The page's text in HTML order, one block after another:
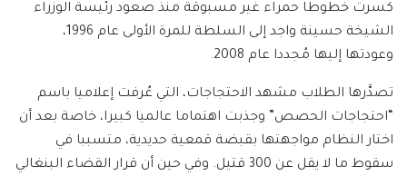
كسرت خطوطا حمراء غير مسبوقة منذ صعود رئيسة الوزراء
الشيخة حسينة واجد إلى السلطة للمرة الأولى عام 1996،
وعودتها إليها مُجددا عام 2008.
تصدَّرها الطلاب مشهد الاحتجاجات، التي عُرفت إعلاميا باسم
“احتجاجات الحصص” وجذبت اهتماما عالميا كبيرا، خاصة بعد أن
اختار النظام مواجهتها بقبضة قمعية حديدية، متسببا في
سقوط ما لا يقل عن 300 قتيل. وفي حين أن قرار القضاء البنغالي